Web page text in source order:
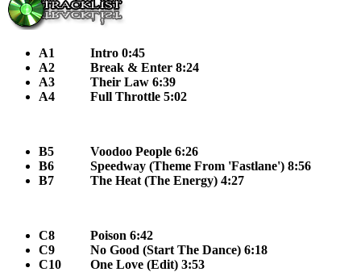
A1
Intro 0:45
A2
Break & Enter 8:24
A3
Their Law 6:39
A4
Full Throttle 5:02
B5
Voodoo People 6:26
B6
Speedway (Theme From 'Fastlane') 8:56
B7
The Heat (The Energy) 4:27
C8
Poison 6:42
C9
No Good (Start The Dance) 6:18
C10
One Love (Edit) 3:53